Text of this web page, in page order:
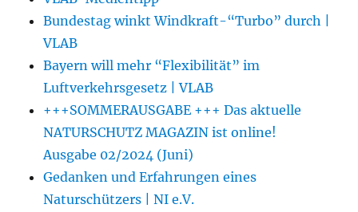
Bundestag winkt Windkraft-“Turbo” durch |
VLAB
Bayern will mehr “Flexibilität” im
Luftverkehrsgesetz | VLAB
+++SOMMERAUSGABE +++ Das aktuelle
NATURSCHUTZ MAGAZIN ist online!
Ausgabe 02/2024 (Juni)
Gedanken und Erfahrungen eines
Naturschützers | NI e.V.